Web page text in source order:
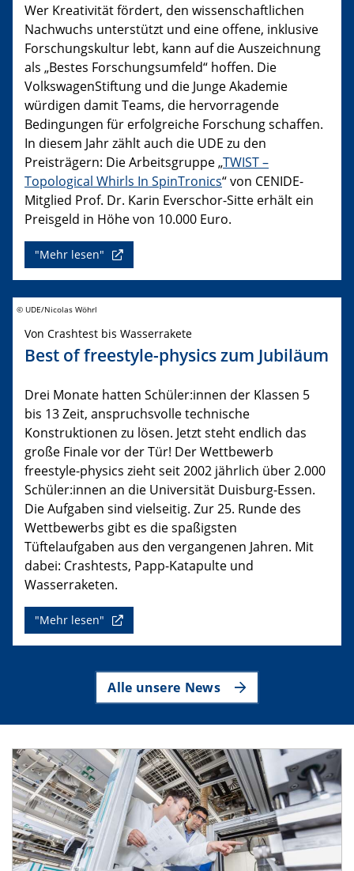
Wer Kreativität fördert, den wissenschaftlichen
Nachwuchs unterstützt und eine offene, inklusive
Forschungskultur lebt, kann auf die Auszeichnung
als „Bestes Forschungsumfeld“ hoffen. Die
VolkswagenStiftung und die Junge Akademie
würdigen damit Teams, die hervorragende
Bedingungen für erfolgreiche Forschung schaffen.
In diesem Jahr zählt auch die UDE zu den
Preisträgern: Die Arbeitsgruppe „TWIST –
Topological Whirls In SpinTronics“ von CENIDE-
Mitglied Prof. Dr. Karin Everschor-Sitte erhält ein
Preisgeld in Höhe von 10.000 Euro.
"Mehr lesen"
© UDE/Nicolas Wöhrl
Von Crashtest bis Wasserrakete
Best of freestyle-physics zum Jubiläum
Drei Monate hatten Schüler:innen der Klassen 5
bis 13 Zeit, anspruchsvolle technische
Konstruktionen zu lösen. Jetzt steht endlich das
große Finale vor der Tür! Der Wettbewerb
freestyle-physics zieht seit 2002 jährlich über 2.000
Schüler:innen an die Universität Duisburg-Essen.
Die Aufgaben sind vielseitig. Zur 25. Runde des
Wettbewerbs gibt es die spaßigsten
Tüftelaufgaben aus den vergangenen Jahren. Mit
dabei: Crashtests, Papp-Katapulte und
Wasserraketen.
"Mehr lesen"
Alle unsere News